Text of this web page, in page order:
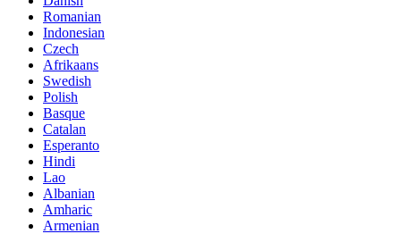
Romanian
Indonesian
Czech
Afrikaans
Swedish
Polish
Basque
Catalan
Esperanto
Hindi
Lao
Albanian
Amharic
Armenian